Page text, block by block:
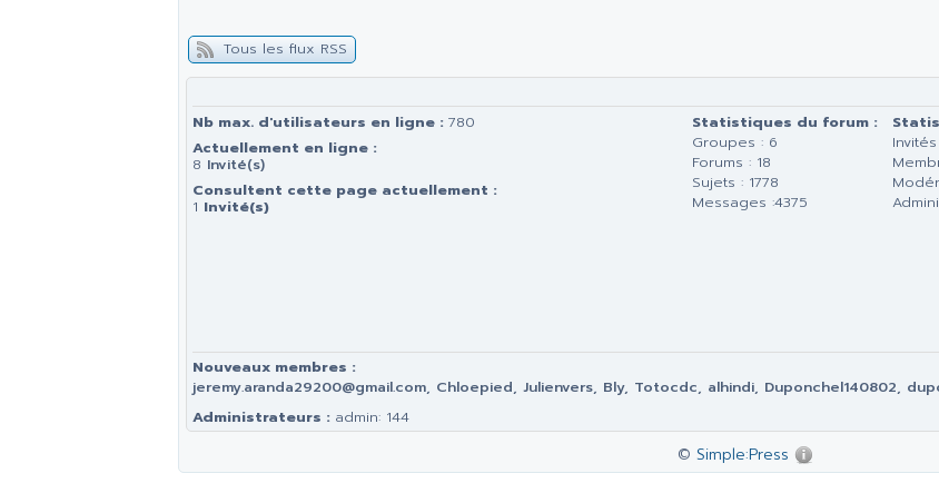
Tous les flux RSS
Nb max. d'utilisateurs en ligne : 780
Actuellement en ligne :
8 Invité(s)
Consultent cette page actuellement :
1 Invité(s)
Statistiques du forum :
Groupes : 6
Forums : 18
Sujets : 1778
Messages :4375
Nouveaux membres :
jeremy.aranda29200@gmail.com, Chloepied, Julienvers, Bly, Totocdc, alhindi, Duponchel140802,
Administrateurs : admin: 144
© Simple:Press